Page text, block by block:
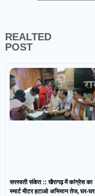
REALTED
POST
सरस्वती संकेत :: खैरागढ़ में कांग्रेस का
स्मार्ट मीटर हटाओ अभियान तेज, घर-घर